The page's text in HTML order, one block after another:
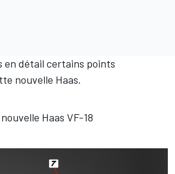
en détail certains points
nouvelle Haas.
Haas VF-18